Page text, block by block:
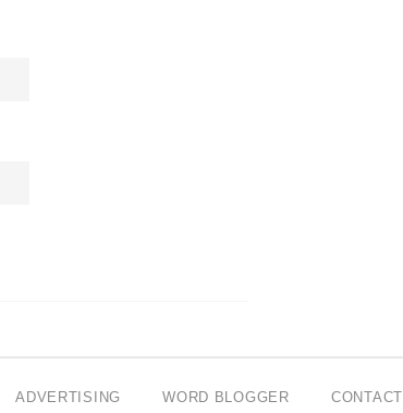
ADVERTISING WORD BLOGGER CONTACT